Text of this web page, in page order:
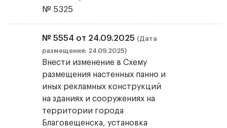
№ 5325
№ 5554 от 24.09.2025 (Дата
размещения: 24.09.2025)
Внести изменение в Схему
размещения настенных панно и
иных рекламных конструкций
на зданиях и сооружениях на
территории города
Благовещенска, установка